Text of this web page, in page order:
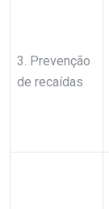
3. Prevenção
de recaídas